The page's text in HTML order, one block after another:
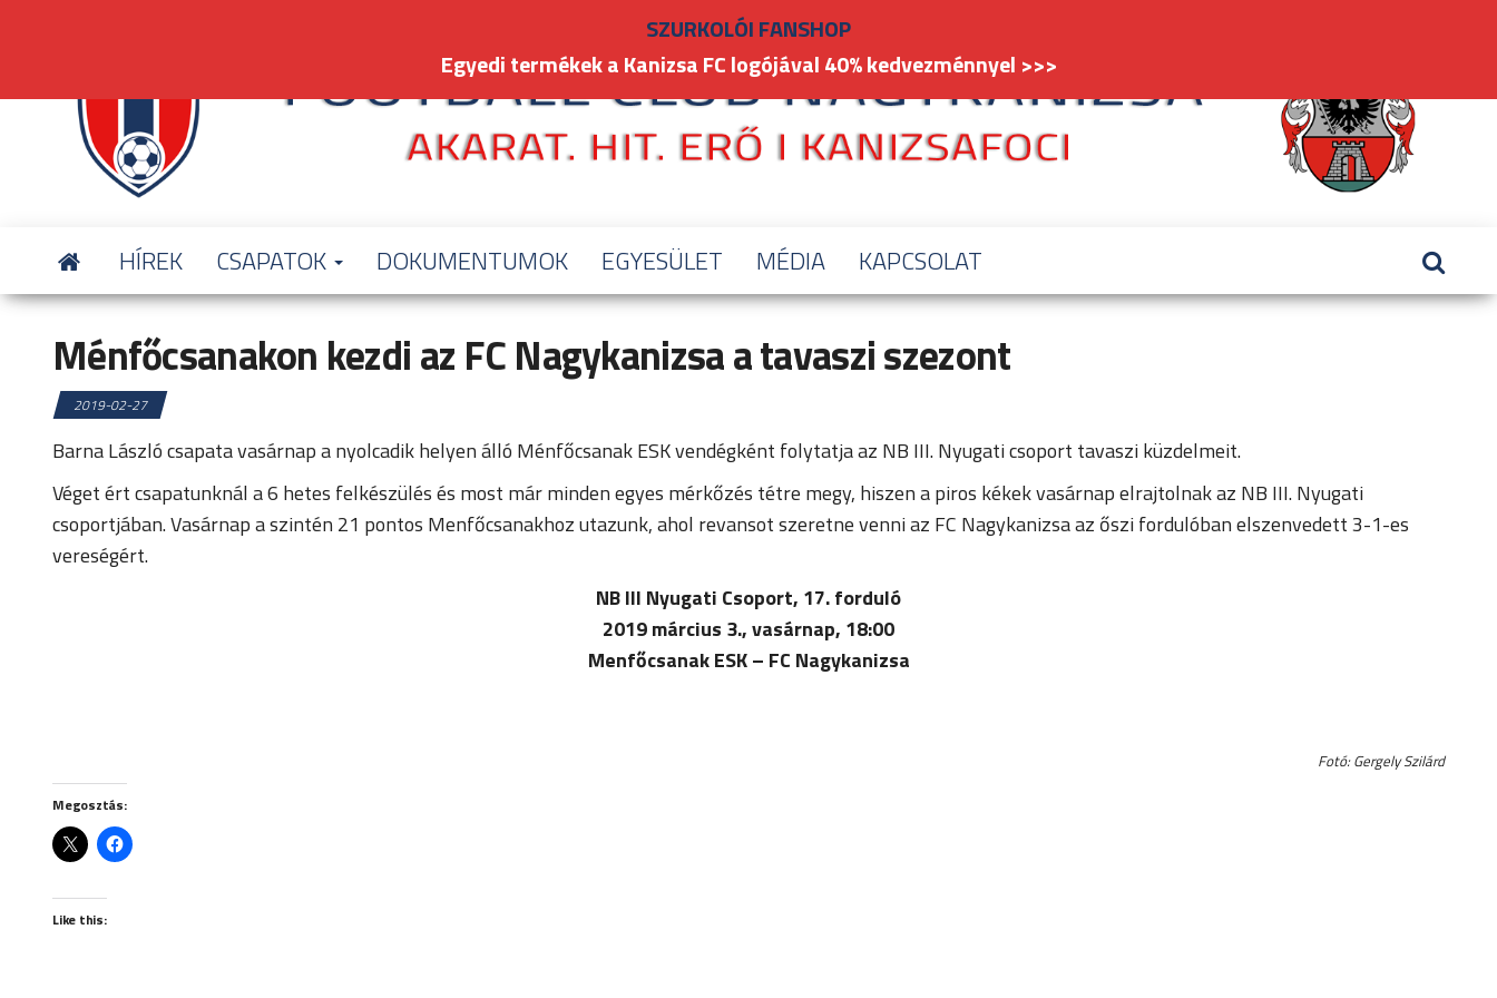
content
HÍREK CSAPATOK DOKUMENTUMOK EGYESÜLET MÉDIA KAPCSOLAT
Ménfőcsanakon kezdi az FC Nagykanizsa a tavaszi szezont
2019-02-27
Barna László csapata vasárnap a nyolcadik helyen álló Ménfőcsanak ESK vendégként folytatja az NB III. Nyugati csoport tavaszi küzdelmeit.
Véget ért csapatunknál a 6 hetes felkészülés és most már minden egyes mérkőzés tétre megy, hiszen a piros kékek vasárnap elrajtolnak az NB III. Nyugati
csoportjában. Vasárnap a szintén 21 pontos Menfőcsanakhoz utazunk, ahol revansot szeretne venni az FC Nagykanizsa az őszi fordulóban elszenvedett 3-1-es
vereségért.
NB III Nyugati Csoport, 17. forduló
2019 március 3., vasárnap, 18:00
Menfőcsanak ESK – FC Nagykanizsa
Fotó: Gergely Szilárd
Megosztás:
Like this:
SZURKOLÓI FANSHOP
Egyedi termékek a Kanizsa FC logójával 40% kedvezménnyel >>>